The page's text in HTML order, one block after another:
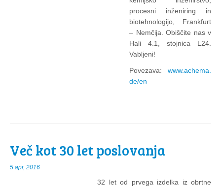
procesni inženiring in
biotehnologijo, Frankfurt
– Nemčija. Obiščite nas v
Hali 4.1, stojnica L24.
Vabljeni!
Povezava: www.achema.
de/en
Več kot 30 let poslovanja
5 apr, 2016
32 let od prvega izdelka iz obrtne